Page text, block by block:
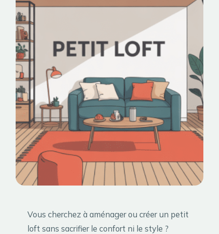
Vous cherchez à aménager ou créer un petit
loft sans sacrifier le confort ni le style ?